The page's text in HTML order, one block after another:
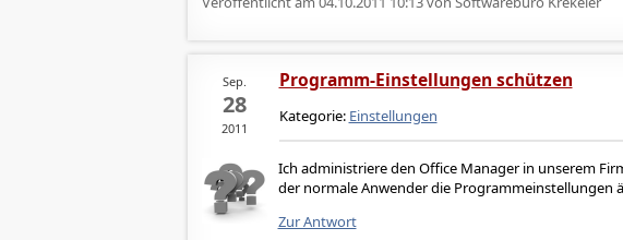
Sep.
28
2011
Programm-Einstellungen schützen
Kategorie: Einstellungen
Ich administriere den Office Manager in unserem
der normale Anwender die Programmeinstellungen
Zur Antwort